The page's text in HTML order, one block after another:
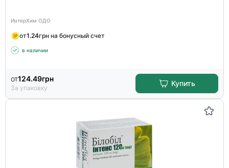
ИнтерХим ОДО
от1.24грн на бонусный счет
в наличии
от124.49грн
За упаковку
Купить